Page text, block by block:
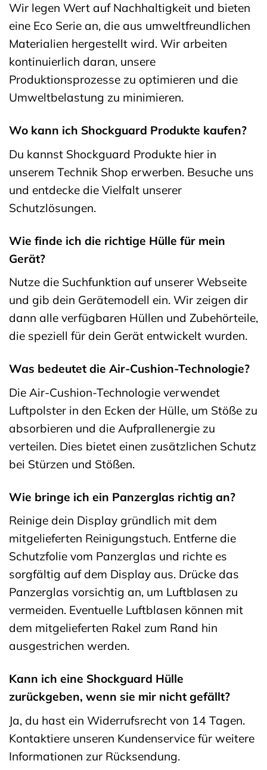
Wir legen Wert auf Nachhaltigkeit und bieten
eine Eco Serie an, die aus umweltfreundlichen
Materialien hergestellt wird. Wir arbeiten
kontinuierlich daran, unsere
Produktionsprozesse zu optimieren und die
Umweltbelastung zu minimieren.
Wo kann ich Shockguard Produkte kaufen?
Du kannst Shockguard Produkte hier in
unserem Technik Shop erwerben. Besuche uns
und entdecke die Vielfalt unserer
Schutzlösungen.
Wie finde ich die richtige Hülle für mein
Gerät?
Nutze die Suchfunktion auf unserer Webseite
und gib dein Gerätemodell ein. Wir zeigen dir
dann alle verfügbaren Hüllen und Zubehörteile,
die speziell für dein Gerät entwickelt wurden.
Was bedeutet die Air-Cushion-Technologie?
Die Air-Cushion-Technologie verwendet
Luftpolster in den Ecken der Hülle, um Stöße zu
absorbieren und die Aufprallenergie zu
verteilen. Dies bietet einen zusätzlichen Schutz
bei Stürzen und Stößen.
Wie bringe ich ein Panzerglas richtig an?
Reinige dein Display gründlich mit dem
mitgelieferten Reinigungstuch. Entferne die
Schutzfolie vom Panzerglas und richte es
sorgfältig auf dem Display aus. Drücke das
Panzerglas vorsichtig an, um Luftblasen zu
vermeiden. Eventuelle Luftblasen können mit
dem mitgelieferten Rakel zum Rand hin
ausgestrichen werden.
Kann ich eine Shockguard Hülle
zurückgeben, wenn sie mir nicht gefällt?
Ja, du hast ein Widerrufsrecht von 14 Tagen.
Kontaktiere unseren Kundenservice für weitere
Informationen zur Rücksendung.